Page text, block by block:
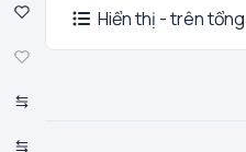
Hiển thị - trên